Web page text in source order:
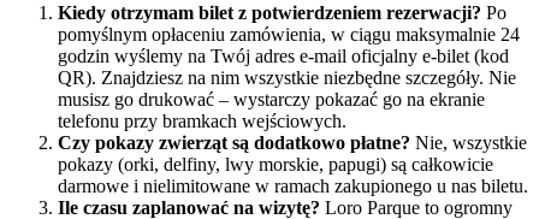
Kiedy otrzymam bilet z potwierdzeniem rezerwacji? Po
pomyślnym opłaceniu zamówienia, w ciągu maksymalnie 24
godzin wyślemy na Twój adres e-mail oficjalny e-bilet (kod
QR). Znajdziesz na nim wszystkie niezbędne szczegóły. Nie
musisz go drukować – wystarczy pokazać go na ekranie
telefonu przy bramkach wejściowych.
Czy pokazy zwierząt są dodatkowo płatne? Nie, wszystkie
pokazy (orki, delfiny, lwy morskie, papugi) są całkowicie
darmowe i nielimitowane w ramach zakupionego u nas biletu.
Ile czasu zaplanować na wizytę? Loro Parque to ogromny